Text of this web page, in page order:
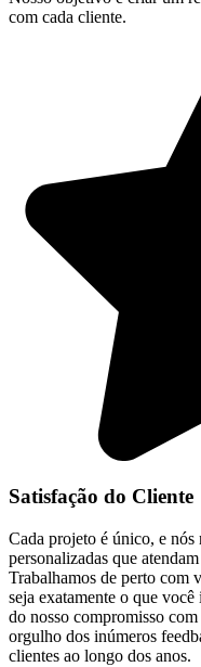
com cada cliente.
Satisfação do Cliente
Cada projeto é único, e nós
personalizadas que
Trabalhamos de perto com
seja exatamente o que
do nosso compromisso
orgulho dos inúmeros
clientes ao longo dos anos.